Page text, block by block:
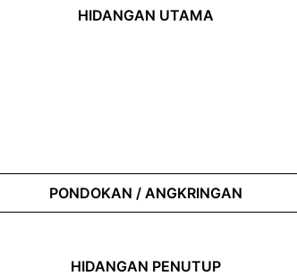
HIDANGAN UTAMA
PONDOKAN / ANGKRINGAN
HIDANGAN PENUTUP